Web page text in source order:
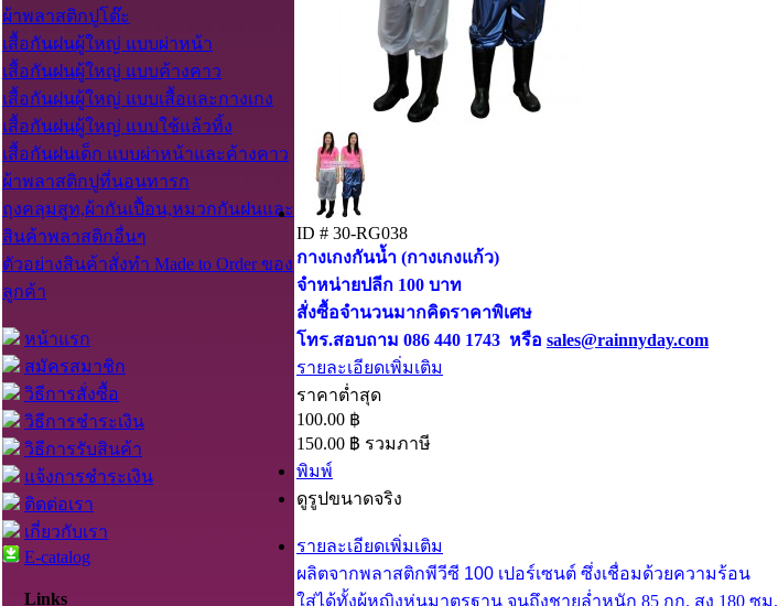
ผ้าพลาสติกปูโต๊ะ
เสื้อกันฝนผู้ใหญ่ แบบผ่าหน้า
เสื้อกันฝนผู้ใหญ่ แบบค้างคาว
เสื้อกันฝนผู้ใหญ่ แบบเสื้อและกางเกง
เสื้อกันฝนผู้ใหญ่ แบบใช้แล้วทิ้ง
เสื้อกันฝนเด็ก แบบผ่าหน้าและค้างคาว
ผ้าพลาสติกปูที่นอนทารก
ถุงคลุมสูท,ผ้ากันเปื้อน,หมวกกันฝนและ
สินค้าพลาสติกอื่นๆ
ตัวอย่างสินค้าสั่งทำ Made to Order ของ
ลูกค้า
หน้าแรก
สมัครสมาชิก
วิธีการสั่งซื้อ
วิธีการชำระเงิน
วิธีการรับสินค้า
แจ้งการชำระเงิน
ติดต่อเรา
เกี่ยวกับเรา
E-catalog
Links
ID # 30-RG038
กางเกงกันน้ำ (กางเกงแก้ว)
จำหน่ายปลีก 100 บาท
สั่งซื้อจำนวนมากคิดราคาพิเศษ
โทร.สอบถาม 086 440 1743 หรือ sales@rainnyday.com
รายละเอียดเพิ่มเติม
ราคาต่ำสุด
100.00 ฿
150.00 ฿ รวมภาษี
พิมพ์
ดูรูปขนาดจริง
รายละเอียดเพิ่มเติม
ผลิตจากพลาสติกพีวีซี 100 เปอร์เซนต์ ซึ่งเชื่อมด้วยความร้อน
ใส่ได้ทั้งผู้หญิงหุ่นมาตรฐาน จนถึงชายล่ำหนัก 85 กก. สูง 180 ซม.